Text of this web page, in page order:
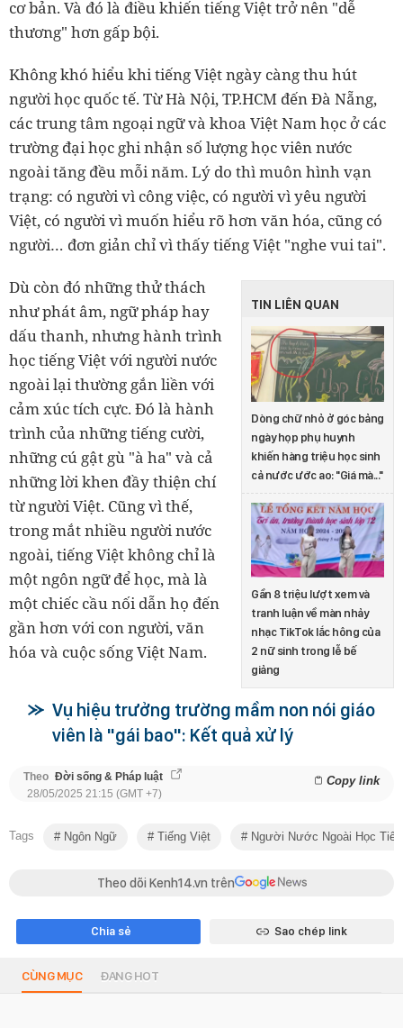
cơ bản. Và đó là điều khiến tiếng Việt trở nên "dễ
thương" hơn gấp bội.
Không khó hiểu khi tiếng Việt ngày càng thu hút
người học quốc tế. Từ Hà Nội, TP.HCM đến Đà Nẵng,
các trung tâm ngoại ngữ và khoa Việt Nam học ở các
trường đại học ghi nhận số lượng học viên nước
ngoài tăng đều mỗi năm. Lý do thì muôn hình vạn
trạng: có người vì công việc, có người vì yêu người
Việt, có người vì muốn hiểu rõ hơn văn hóa, cũng có
người… đơn giản chỉ vì thấy tiếng Việt "nghe vui tai".
TIN LIÊN QUAN
Dòng chữ nhỏ ở góc bảng
ngày họp phụ huynh
khiến hàng triệu học sinh
cả nước ước ao: "Giá mà..."
Gần 8 triệu lượt xem và
tranh luận về màn nhảy
nhạc TikTok lắc hông của
2 nữ sinh trong lễ bế
giảng
Dù còn đó những thử thách
như phát âm, ngữ pháp hay
dấu thanh, nhưng hành trình
học tiếng Việt với người nước
ngoài lại thường gắn liền với
cảm xúc tích cực. Đó là hành
trình của những tiếng cười,
những cú gật gù "à ha" và cả
những lời khen đầy thiện chí
từ người Việt. Cũng vì thế,
trong mắt nhiều người nước
ngoài, tiếng Việt không chỉ là
một ngôn ngữ để học, mà là
một chiếc cầu nối dẫn họ đến
gần hơn với con người, văn
hóa và cuộc sống Việt Nam.
Vụ hiệu trưởng trường mầm non nói giáo
viên là "gái bao": Kết quả xử lý
Theo Đời sống & Pháp luật Copy link
28/05/2025 21:15 (GMT +7)
Tags Ngôn Ngữ Tiếng Việt Người Nước Ngoài Học
Theo dõi Kenh14.vn trên
Chia sẻ Sao chép link
CÙNG MỤC ĐANG HOT